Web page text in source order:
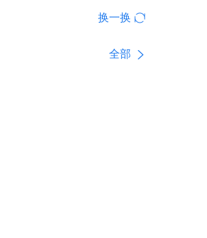
换一换
全部